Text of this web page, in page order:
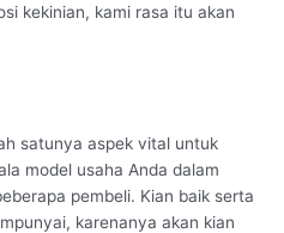
kekinian, kami rasa itu akan
satunya aspek vital untuk
model usaha Anda dalam
pembeli. Kian baik serta
karenanya akan kian